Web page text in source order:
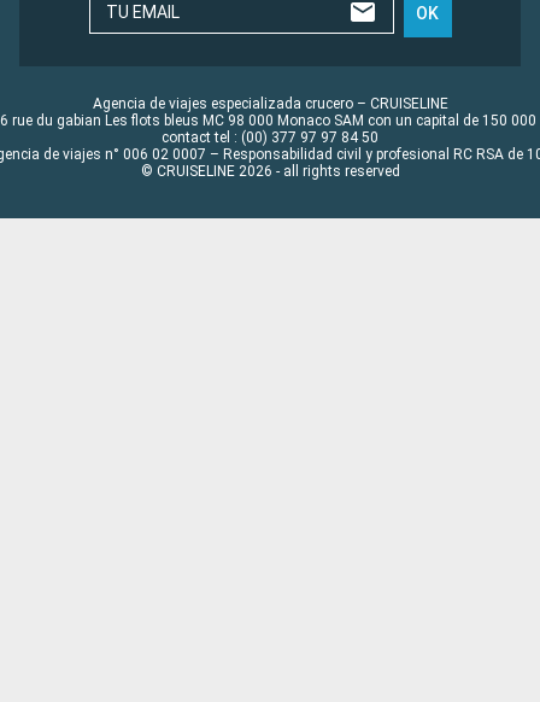
TU EMAIL OK
Agencia de viajes especializada crucero – CRUISELINE
rue du gabian Les flots bleus MC 98 000 Monaco SAM con un capital de 150 000
contact tel : (00) 377 97 97 84 50
de viajes n° 006 02 0007 – Responsabilidad civil y profesional RC RSA de
© CRUISELINE 2026 - all rights reserved